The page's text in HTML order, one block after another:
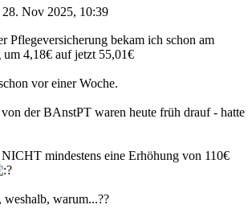
28. Nov 2025, 10:39
Pflegeversicherung bekam ich schon am
4,18€ auf jetzt 55,01€
vor einer Woche.
der BAnstPT waren heute früh drauf - hatte
mindestens eine Erhöhung von 110€
warum...??